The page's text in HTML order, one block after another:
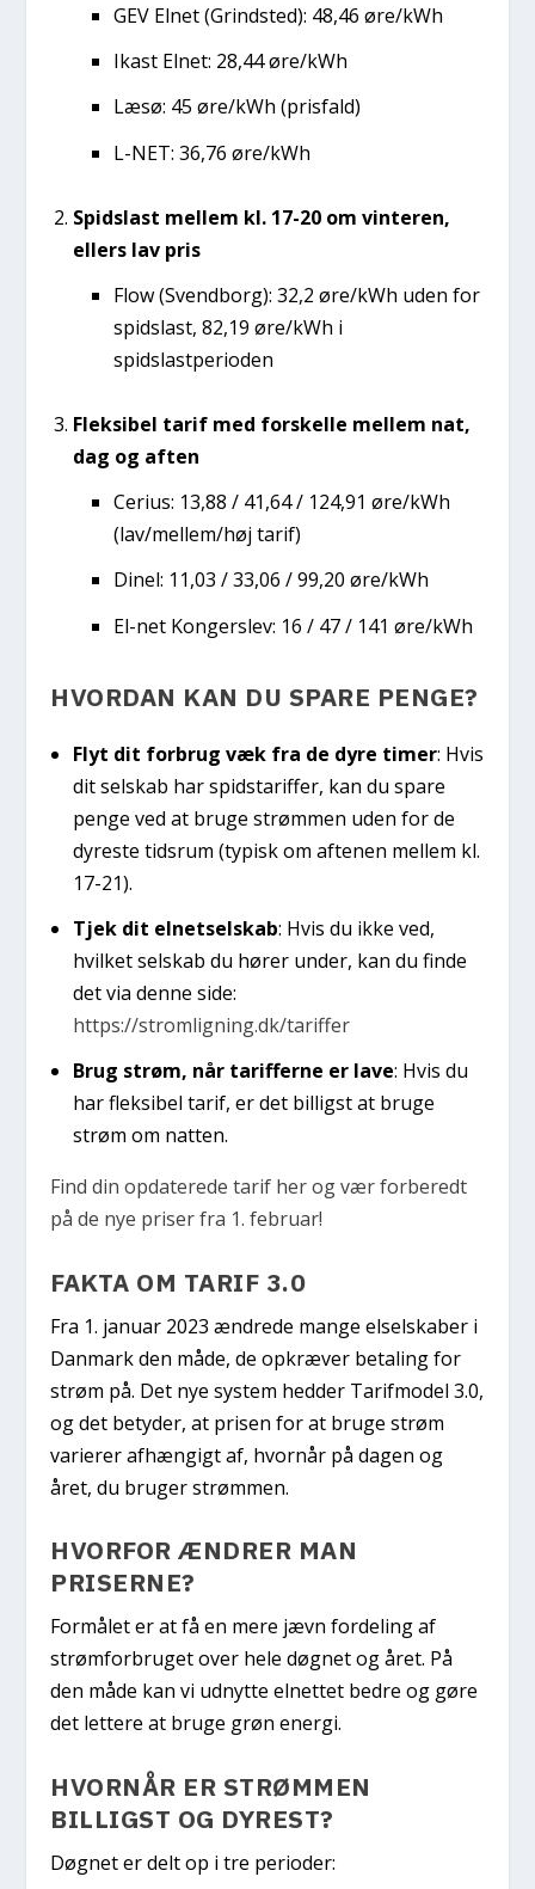
GEV Elnet (Grindsted): 48,46 øre/kWh
Ikast Elnet: 28,44 øre/kWh
Læsø: 45 øre/kWh (prisfald)
L-NET: 36,76 øre/kWh
Spidslast mellem kl. 17-20 om vinteren,
ellers lav pris
Flow (Svendborg): 32,2 øre/kWh uden for
spidslast, 82,19 øre/kWh i
spidslastperioden
Fleksibel tarif med forskelle mellem nat,
dag og aften
Cerius: 13,88 / 41,64 / 124,91 øre/kWh
(lav/mellem/høj tarif)
Dinel: 11,03 / 33,06 / 99,20 øre/kWh
El-net Kongerslev: 16 / 47 / 141 øre/kWh
HVORDAN KAN DU SPARE PENGE?
Flyt dit forbrug væk fra de dyre timer: Hvis
dit selskab har spidstariffer, kan du spare
penge ved at bruge strømmen uden for de
dyreste tidsrum (typisk om aftenen mellem kl.
17-21).
Tjek dit elnetselskab: Hvis du ikke ved,
hvilket selskab du hører under, kan du finde
det via denne side:
https://stromligning.dk/tariffer
Brug strøm, når tarifferne er lave: Hvis du
har fleksibel tarif, er det billigst at bruge
strøm om natten.
Find din opdaterede tarif her og vær forberedt
på de nye priser fra 1. februar!
FAKTA OM TARIF 3.0
Fra 1. januar 2023 ændrede mange elselskaber i
Danmark den måde, de opkræver betaling for
strøm på. Det nye system hedder Tarifmodel 3.0,
og det betyder, at prisen for at bruge strøm
varierer afhængigt af, hvornår på dagen og
året, du bruger strømmen.
HVORFOR ÆNDRER MAN
PRISERNE?
Formålet er at få en mere jævn fordeling af
strømforbruget over hele døgnet og året. På
den måde kan vi udnytte elnettet bedre og gøre
det lettere at bruge grøn energi.
HVORNÅR ER STRØMMEN
BILLIGST OG DYREST?
Døgnet er delt op i tre perioder: